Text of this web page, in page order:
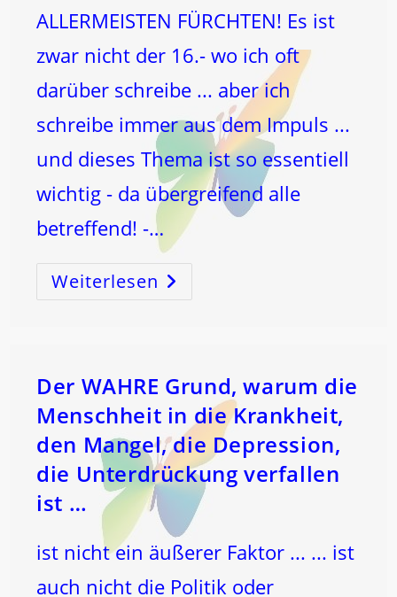
ALLERMEISTEN FÜRCHTEN! Es ist
zwar nicht der 16.- wo ich oft
darüber schreibe ... aber ich
schreibe immer aus dem Impuls ...
und dieses Thema ist so essentiell
wichtig - da übergreifend alle
betreffend! -…
Weiterlesen TRAUMATA
EINBRECHEN
Der WAHRE Grund, warum die
Menschheit in die Krankheit,
den Mangel, die Depression,
die Unterdrückung verfallen
ist …
ist nicht ein äußerer Faktor ... ... ist
auch nicht die Politik oder